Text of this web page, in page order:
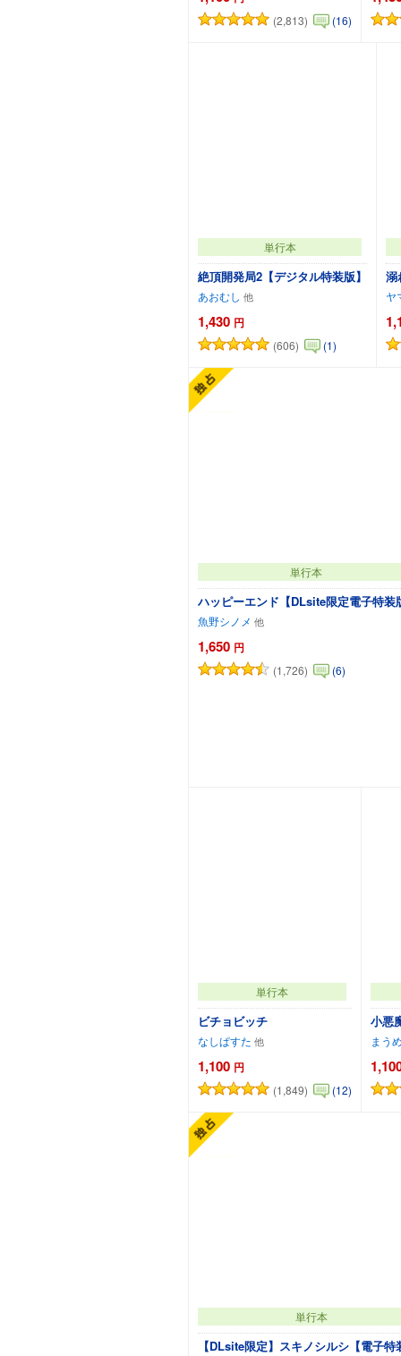
(2,813) (16)
カートに追加
単行本
絶頂開発局2【デジタル特装版】
あおむし
1,430 円
(606) (1)
カートに追加
溺
ヤ
単行本
ハッピーエンド【DLsite限定電子特装
魚野シノメ
1,650 円
(1,726) (6)
単行本
ビチョビッチ
なしぱすた
1,100 円
(1,849) (12)
カートに追加
小悪
まう
単行本
【DLsite限定】スキノシルシ【電子特